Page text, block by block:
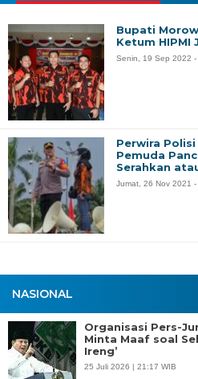
NASIONAL
Organisasi Pers-
Minta Maaf soal
Ireng’
25 Juli 2026 | 21:17 WIB
Bupati
Ketum HIPMI
Senin, 19 Sep 2022 -
Perwira
Pemuda
Serahkan
Jumat, 26 Nov 2021 -